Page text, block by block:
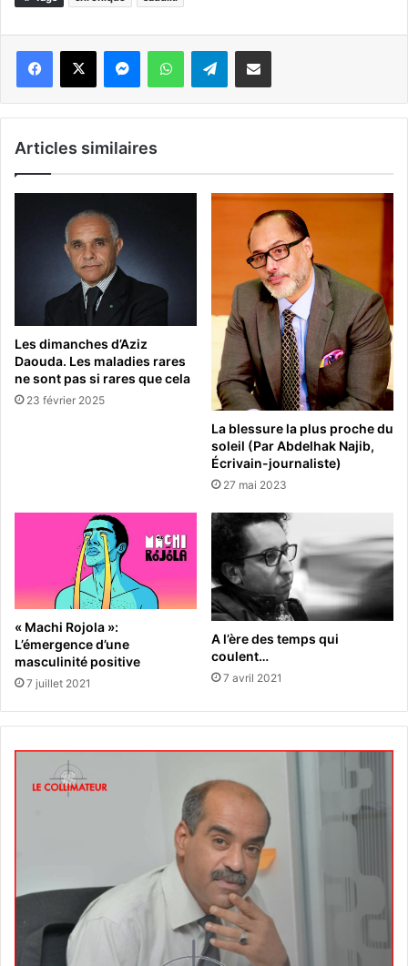
WhatsApp Telegram
Articles similaires
Les dimanches d’Aziz
Daouda. Les maladies rares
ne sont pas si rares que cela
23 février 2025
La blessure la plus proche du
soleil (Par Abdelhak Najib,
Écrivain-journaliste)
27 mai 2023
« Machi Rojola »:
L’émergence d’une
masculinité positive
7 juillet 2021
A l’ère des temps qui
coulent…
7 avril 2021